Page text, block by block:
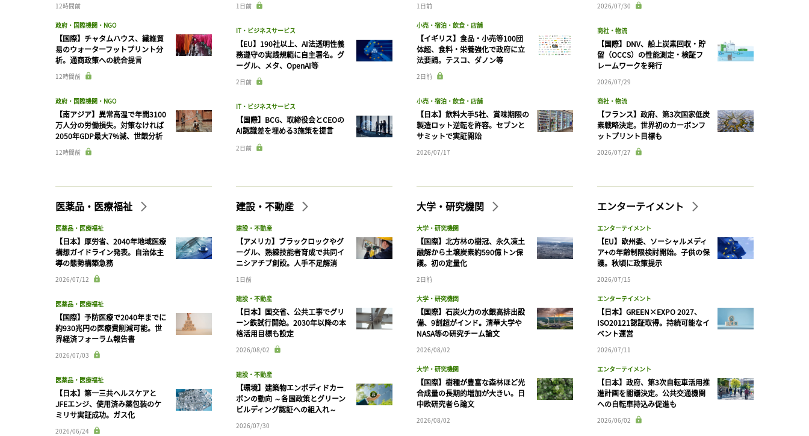
12時間前
政府・国際機関・NGO
【国際】チャタムハウス、繊維貿
易のウォーターフットプリント分
析。通商政策への統合提言
12時間前
政府・国際機関・NGO
【南アジア】異常高温で年間3100
万人分の労働損失。対策なければ
2050年GDP最大7%減、世銀分析
12時間前
1日前
IT・ビジネスサービス
【EU】190社以上、AI法透明性義
務遵守の実践規範に自主署名。グ
ーグル、メタ、OpenAI等
2日前
IT・ビジネスサービス
【国際】BCG、取締役会とCEOの
AI認識差を埋める3施策を提言
2日前
1日前
小売・宿泊・飲食・店舗
【イギリス】食品・小売等100団
体超、食料・栄養強化で政府に立
法要請。テスコ、ダノン等
2日前
小売・宿泊・飲食・店舗
【日本】飲料大手5社、賞味期限の
製造ロット逆転を許容。セブンと
サミットで実証開始
2026/07/17
2026/07/30
商社・物流
【国際】DNV、船上炭素回収・貯
留（OCCS）の性能測定・検証フ
レームワークを発行
2026/07/29
商社・物流
【フランス】政府、第3次国家低炭
素戦略決定。世界初のカーボンフ
ットプリント目標も
2026/07/27
医薬品・医療福祉
医薬品・医療福祉
【日本】厚労省、2040年地域医療
構想ガイドライン発表。自治体主
導の態勢構築急務
2026/07/12
医薬品・医療福祉
【国際】予防医療で2040年までに
約930兆円の医療費削減可能。世
界経済フォーラム報告書
2026/07/03
医薬品・医療福祉
【日本】第一三共ヘルスケアと
JFEエンジ、使用済み薬包装のケ
ミリサ実証成功。ガス化
2026/06/24
建設・不動産
建設・不動産
【アメリカ】ブラックロックやグ
ーグル、熟練技能者育成で共同イ
ニシアチブ創設。人手不足解消
1日前
建設・不動産
【日本】国交省、公共工事でグリ
ーン鉄試行開始。2030年以降の本
格活用目標も設定
2026/08/02
建設・不動産
【環境】建築物エンボディドカー
ボンの動向 ～各国政策とグリーン
ビルディング認証への組入れ～
2026/07/30
大学・研究機関
大学・研究機関
【国際】北方林の樹冠、永久凍土
融解から土壌炭素約590億トン保
護。初の定量化
2日前
大学・研究機関
【国際】石炭火力の水銀高排出設
備、9割超がインド。清華大学や
NASA等の研究チーム論文
2026/08/02
大学・研究機関
【国際】樹種が豊富な森林ほど光
合成量の長期的増加が大きい。日
中欧研究者ら論文
2026/08/02
エンターテイメント
エンターテイメント
【EU】欧州委、ソーシャルメディ
ア+の年齢制限検討開始。子供の保
護。秋頃に政策提示
2026/07/15
エンターテイメント
【日本】GREEN×EXPO 2027、
ISO20121認証取得。持続可能なイ
ベント運営
2026/07/11
エンターテイメント
【日本】政府、第3次自転車活用推
進計画を閣議決定。公共交通機関
への自転車持込み促進も
2026/06/02
記事をお気に入りに保存するには
ログインが必要です
会員登録